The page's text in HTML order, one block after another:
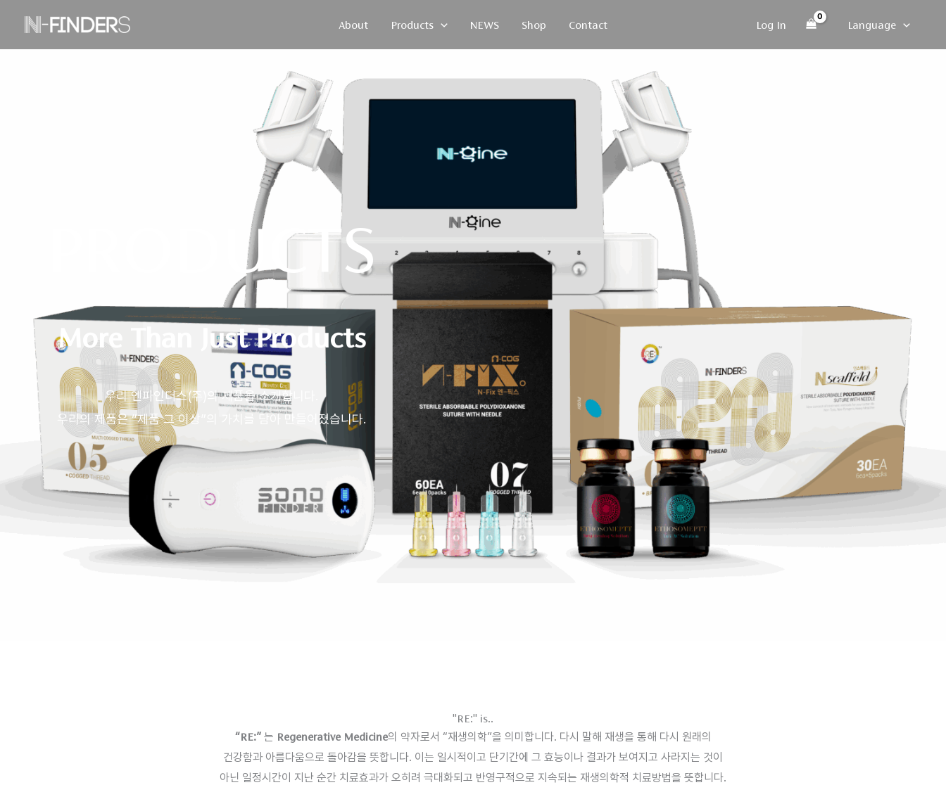
츠
About Products NEWS Shop Contact Log In Language
PRODUCTS
More Than Just Products
우리 엔파인더스(주)의 제품을 소개합니다.
우리의 제품은 “제품 그 이상”의 가치를 담아 만들어졌습니다.
"RE:" is..
“RE:”는 Regenerative Medicine의 약자로서 “재생의학”을 의미합니다. 다시 말해 재생을 통해 다시 원래의
건강함과 아름다움으로 돌아감을 뜻합니다. 이는 일시적이고 단기간에 그 효능이나 결과가 보여지고 사라지는 것이
아닌 일정시간이 지난 순간 치료효과가 오히려 극대화되고 반영구적으로 지속되는 재생의학적 치료방법을 뜻합니다.